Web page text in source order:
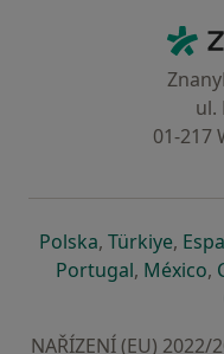
ul.
01-217
Polskase otevře v
, Türkiyese
,
Portugalse otevře
, México,
NAŘÍZENÍ (EU) 2022/